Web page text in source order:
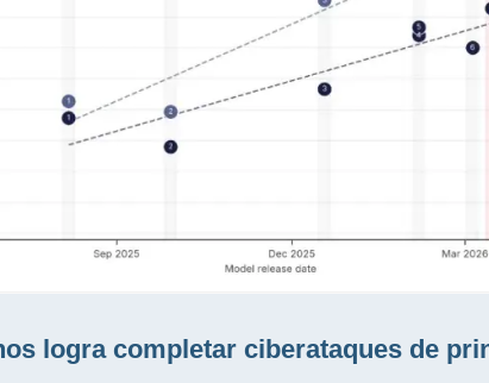
logra completar ciberataques de